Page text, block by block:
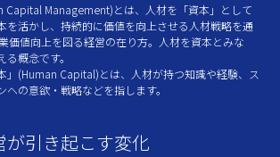
Capital Management)とは、人材を「資本」として
を活かし、持続的に価値を向上させる人材戦略を通
価値向上を図る経営の在り方。人材を資本とみな
概念です。
」(Human Capital)とは、人材が持つ知識や経験、ス
の意欲・戦略などを指します。
が引き起こす変化